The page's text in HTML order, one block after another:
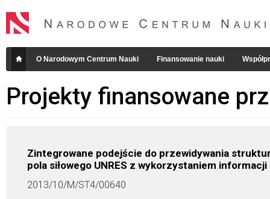
O Narodowym Centrum Nauki Finansowanie nauki
Projekty finansowane
Zintegrowane podejście do przewidywania
pola siłowego UNRES z wykorzystaniem
2013/10/M/ST4/00640